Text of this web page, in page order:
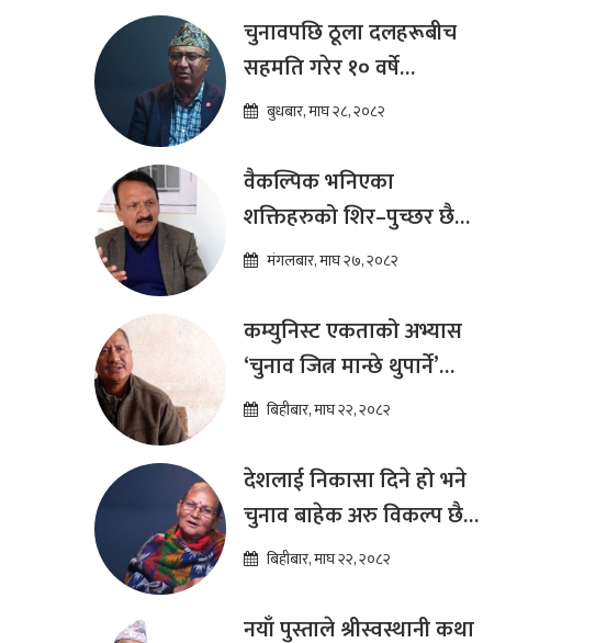
चुनावपछि ठूला दलहरूबीच
सहमति गरेर १० वर्षे
दीर्घकालीन आर्थिक सुधार
ढकाल
बुधबार, माघ २८, २०८२
वैकल्पिक भनिएका
शक्तिहरुको शिर–पुच्छर छैन,
प्रतिस्पर्धा पूरानै दलसँग हुन्छ :
मंगलबार, माघ २७, २०८२
कम्युनिस्ट एकताको अभ्यास
‘चुनाव जित्न मान्छे थुपार्ने’
माध्यम मात्र हो : विप्लव
बिहीबार, माघ २२, २०८२
देशलाई निकासा दिने हो भने
चुनाव बाहेक अरु विकल्प छैन
: अष्टलक्ष्मी शाक्य
बिहीबार, माघ २२, २०८२
नयाँ पुस्ताले श्रीस्वस्थानी कथा